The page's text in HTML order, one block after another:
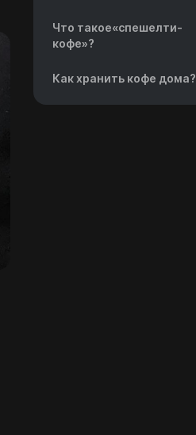
Что такое«спешелти-
кофе»?
Как хранить кофе дома?